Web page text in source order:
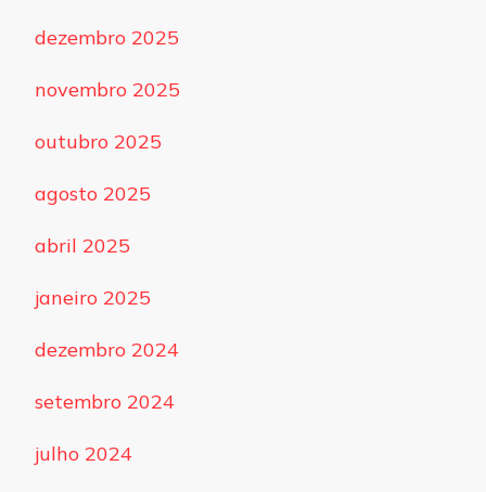
dezembro 2025
novembro 2025
outubro 2025
agosto 2025
abril 2025
janeiro 2025
dezembro 2024
setembro 2024
julho 2024